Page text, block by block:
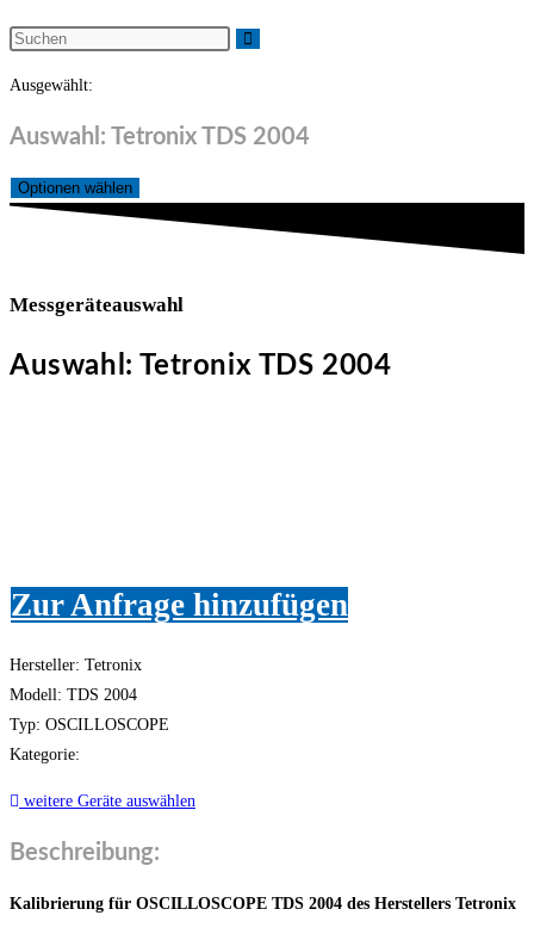
umschalten
Diese
durchsuchen
Ausgewählt:
Auswahl: Tetronix TDS 2004
Optionen wählen
Messgeräteauswahl
Auswahl: Tetronix TDS 2004
Zur Anfrage hinzufügen
Hersteller: Tetronix
Modell: TDS 2004
Typ: OSCILLOSCOPE
Kategorie:
weitere Geräte auswählen
Beschreibung:
Kalibrierung für OSCILLOSCOPE TDS 2004 des Herstellers Tetronix